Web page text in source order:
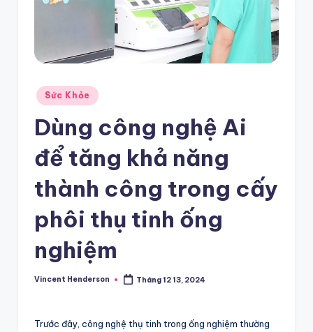
Posted
in
Sức Khỏe
Dùng công nghệ Ai
để tăng khả năng
thành công trong cấy
phôi thụ tinh ống
nghiệm
Posted
Vincent Henderson Tháng 12 13, 2024
Trước đây, công nghệ thụ tinh trong ống nghiệm thường